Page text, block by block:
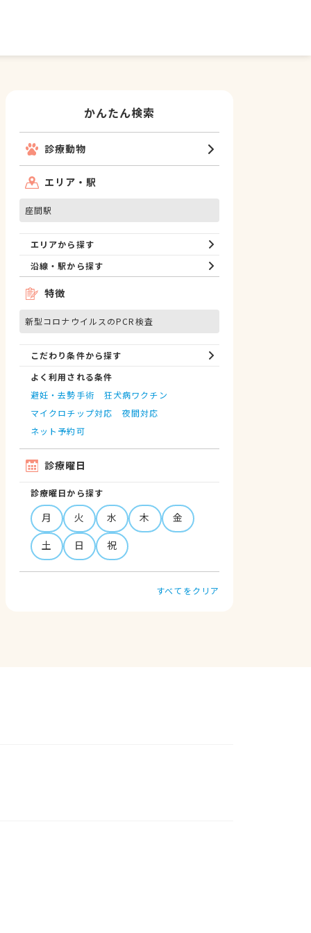
かんたん検索
診療動物
エリア・駅
座間駅
エリアから探す
沿線・駅から探す
特徴
新型コロナウイルスのPCR検査
こだわり条件から探す
よく利用される条件
避妊・去勢手術
狂犬病ワクチン
マイクロチップ対応
夜間対応
ネット予約可
診療曜日
診療曜日から探す
月 火 水 木
金
土
日 祝
すべてをクリア